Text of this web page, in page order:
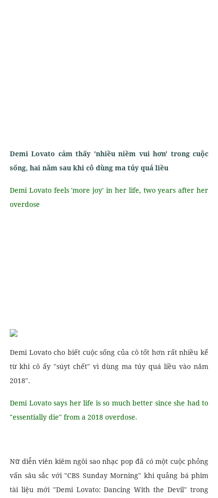
Demi Lovato cảm thấy 'nhiều niềm vui hơn' trong cuộc
sống, hai năm sau khi cô dùng ma túy quá liều
Demi Lovato feels 'more joy' in her life, two years after her
overdose
Demi Lovato cho biết cuộc sống của cô tốt hơn rất nhiều kể
từ khi cô ấy "súyt chết" vì dùng ma túy quá liều vào năm
2018".
Demi Lovato says her life is so much better since she had to
"essentially die" from a 2018 overdose.
Nữ diễn viên kiêm ngôi sao nhạc pop đã có một cuộc phỏng
vấn sâu sắc với "CBS Sunday Morning" khi quảng bá phim
tài liệu mới "Demi Lovato: Dancing With the Devil" trong